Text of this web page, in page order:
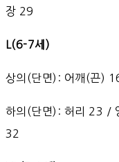
장 29
L(6-7세)
상의(단면): 어깨(끈)
하의(단면): 허리 23 /
32